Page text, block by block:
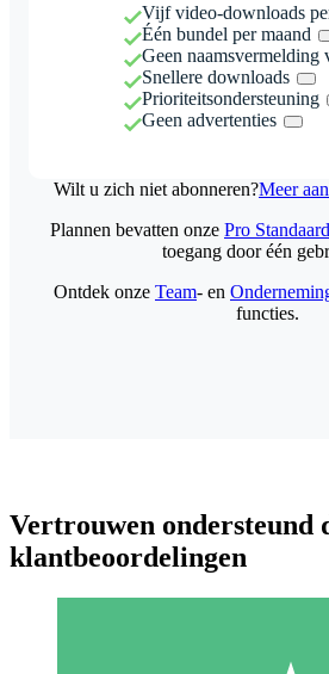
Vijf video-downloads
Één bundel per maand
Geen naamsvermelding
Snellere downloads
Prioriteitsondersteuning
Geen advertenties
Wilt u zich niet abonneren?Meer
Plannen bevatten onze Pro
toegang door één
Ontdek onze Team- en
functies.
Vertrouwen ondersteund
klantbeoordelingen